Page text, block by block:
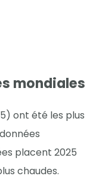
mondiales
ont été les plus
placent 2025
chaudes.